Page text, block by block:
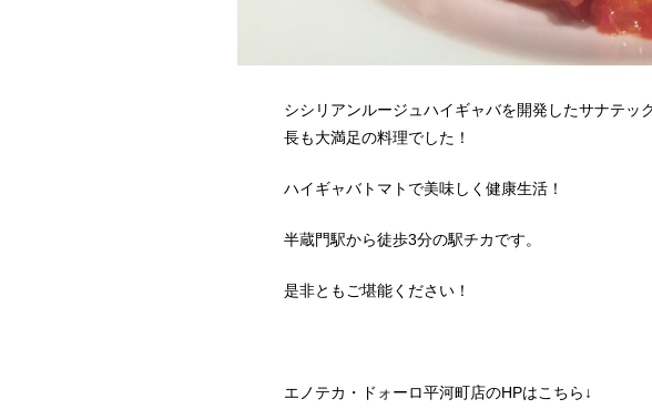
シシリアンルージュハイギャバを開発したサナテッ
長も大満足の料理でした！
ハイギャバトマトで美味しく健康生活！
半蔵門駅から徒歩3分の駅チカです。
是非ともご堪能ください！
エノテカ・ドォーロ平河町店のHPはこちら↓